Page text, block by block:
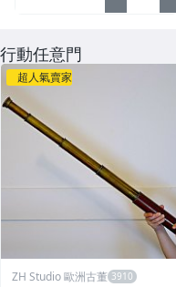
行動任意門
超人氣賣家
ZH Studio 歐洲古董